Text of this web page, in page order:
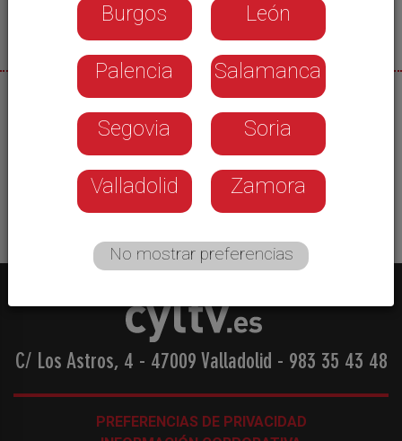
29/05/2026
Llega el fin de semana sin grandes cambios en el
tiempo. Nos esperan jornadas soleadas y muy
calurosas, tanto de día como de noche
C/ Los Astros, 4 - 47009 Valladolid - 983 35 43 48
PREFERENCIAS DE PRIVACIDAD
Burgos León
Palencia Salamanca
Segovia Soria
Valladolid Zamora
No mostrar preferencias